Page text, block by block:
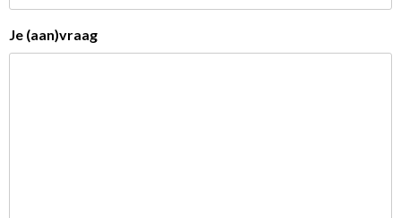
Je (aan)vraag